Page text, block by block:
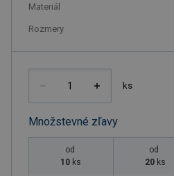
Materiál
Rozmery
ks
Množstevné zľavy
od
10 ks
od
20 ks